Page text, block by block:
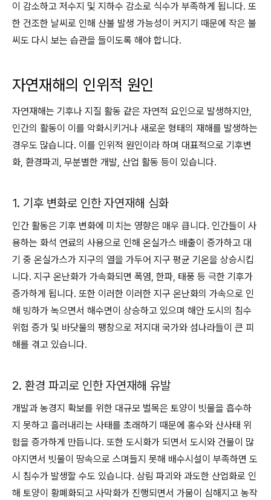
이 감소하고 저수지 및 지하수 감소로 식수가 부족하게 됩니다. 또
한 건조한 날씨로 인해 산불 발생 가능성이 커지기 때문에 작은 불
씨도 다시 보는 습관을 들이도록 해야 합니다.
자연재해의 인위적 원인
자연재해는 기후나 지질 활동 같은 자연적 요인으로 발생하지만,
인간의 활동이 이를 악화시키거나 새로운 형태의 재해를 발생하는
경우도 많습니다. 이를 인위적 원인이라 하며 대표적으로 기후변
화, 환경파괴, 무분별한 개발, 산업 활동 등이 있습니다.
1. 기후 변화로 인한 자연재해 심화
인간 활동은 기후 변화에 미치는 영향은 매우 큽니다. 인간들이 사
용하는 화석 연료의 사용으로 인해 온실가스 배출이 증가하고 대
기 중 온실가스가 지구의 열을 가두어 지구 평균 기온을 상승시킵
니다. 지구 온난화가 가속화되면 폭염, 한파, 태풍 등 극한 기후가
증가하게 됩니다. 또한 이러한 이러한 지구 온난화의 가속으로 인
해 빙하가 녹으면서 해수면이 상승하고 있으며 해안 도시의 침수
위험 증가 및 바닷물의 팽창으로 저지대 국가와 섬나라들이 큰 피
해를 겪고 있습니다.
2. 환경 파괴로 인한 자연재해 유발
개발과 농경지 확보를 위한 대규모 벌목은 토양이 빗물을 흡수하
지 못하고 흘러내리는 사태를 초래하기 때문에 홍수와 산사태 위
험을 증가하게 만듭니다. 또한 도시화가 되면서 도시와 건물이 많
아지면서 빗물이 땅속으로 스며들지 못해 배수시설이 부족하면 도
시 침수가 발생할 수도 있습니다. 삼림 파괴와 과도한 산업화로 인
해 토양이 황폐화되고 사막화가 진행되면서 가뭄이 심해지고 농작